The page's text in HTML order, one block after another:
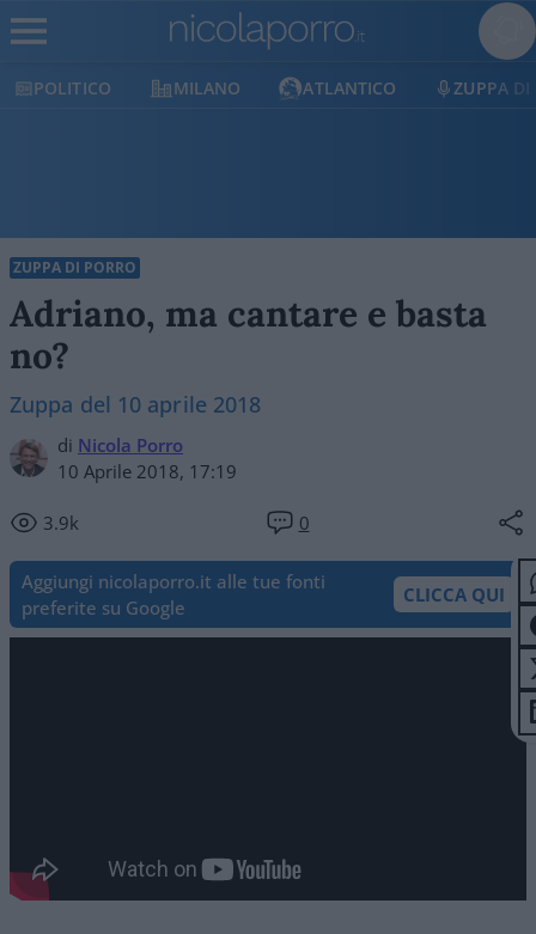
POLITICO MILANO ATLANTICO ZUPPA DI
ZUPPA DI PORRO
Adriano, ma cantare e basta
no?
Zuppa del 10 aprile 2018
di Nicola Porro
10 Aprile 2018, 17:19
3.9k 0
Aggiungi nicolaporro.it alle tue fonti
preferite su Google
CLICCA QUI